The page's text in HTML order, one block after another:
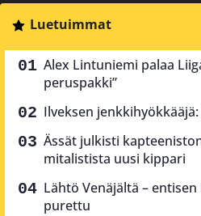
Luetuimmat
Alex Lintuniemi palaa
peruspakki”
Ilveksen
Ässät julkisti
mitalistista uusi kippari
Lähtö Venäjältä –
purettu